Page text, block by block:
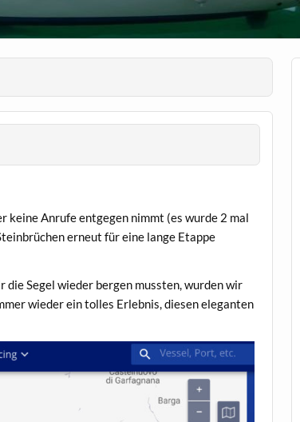
keine Anrufe entgegen nimmt (es wurde 2 mal
erneut für eine lange Etappe
die Segel wieder bergen mussten, wurden wir
wieder ein tolles Erlebnis, diesen eleganten